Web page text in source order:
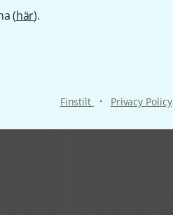
(här).
Finstilt · Privacy Policy